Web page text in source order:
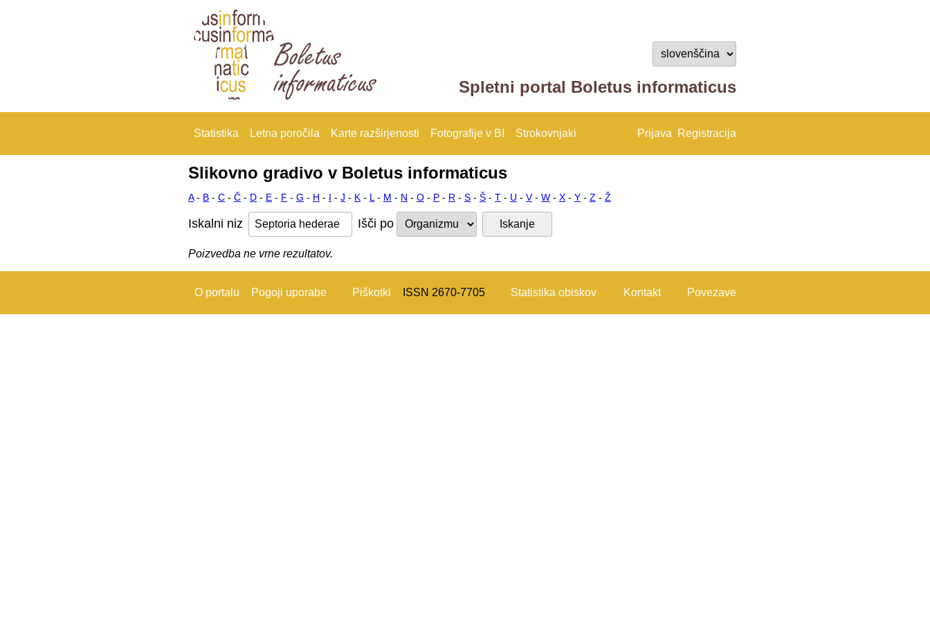
Spletni portal Boletus informaticus
Statistika Letna poročila Karte razširjenosti Fotografije v BI Strokovnjaki Prijava Registracija
Slikovno gradivo v Boletus informaticus
A- B - C - Č - D - E - F - G - H - I - J - K - L - M - N - O - P - R - S - Š - T - U - V- W - X - Y - Z - Ž
Iskalni niz Išči po
Poizvedba ne vrne rezultatov.
O portalu Pogoji uporabe Piškotki ISSN 2670-7705 Statistika obiskov Kontakt Povezave